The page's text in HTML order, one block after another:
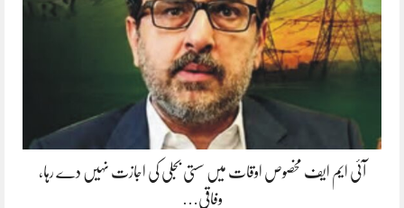
آئی ایم ایف مخصوص اوقات میں سستی بجلی کی اجازت نہیں دے رہا،
وفاقی…